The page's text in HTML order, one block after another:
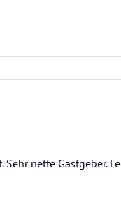
nette Gastgeber.